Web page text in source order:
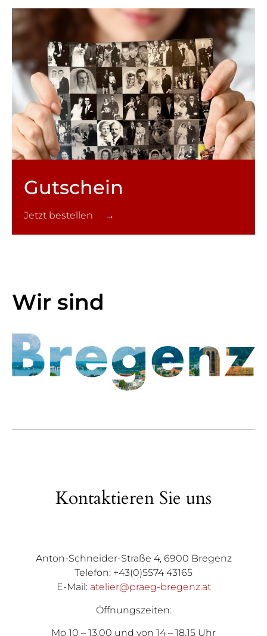
Gutschein
Jetzt bestellen →
Wir sind
Kontaktieren Sie uns
Anton-Schneider-Straße 4, 6900 Bregenz
Telefon: +43(0)5574 43165
E-Mail: atelier@praeg-bregenz.at
Öffnungszeiten:
Mo 10 – 13.00 und von 14 – 18.15 Uhr